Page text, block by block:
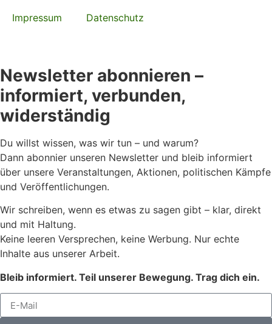
Impressum Datenschutz
Newsletter abonnieren –
informiert, verbunden,
widerständig
Du willst wissen, was wir tun – und warum?
Dann abonnier unseren Newsletter und bleib informiert
über unsere Veranstaltungen, Aktionen, politischen Kämpfe
und Veröffentlichungen.
Wir schreiben, wenn es etwas zu sagen gibt – klar, direkt
und mit Haltung.
Keine leeren Versprechen, keine Werbung. Nur echte
Inhalte aus unserer Arbeit.
Bleib informiert. Teil unserer Bewegung. Trag dich ein.